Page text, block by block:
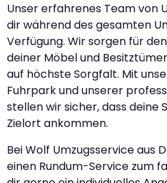
Unser erfahrenes Team von
dir während des gesamten
Verfügung. Wir sorgen für
deiner Möbel und
auf höchste Sorgfalt. Mit
Fuhrpark und unserer
stellen wir sicher, dass deine
Zielort ankommen.
Bei Wolf Umzugsservice aus
einen Rundum-Service zum